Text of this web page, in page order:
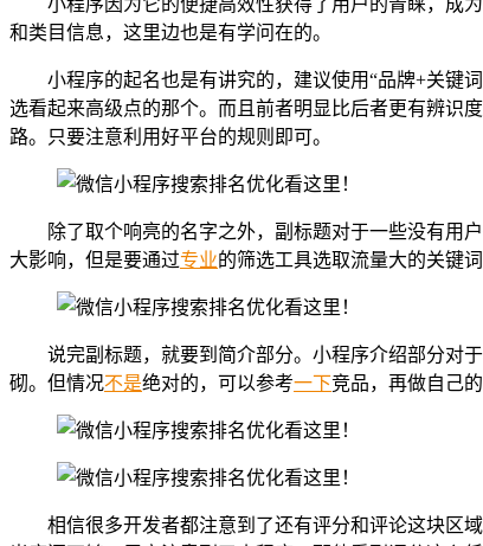
和类目信息，这里边也是有学问在的。
小程序的起名也是有讲究的，建议使用“品牌+关键
选看起来高级点的那个。而且前者明显比后者更有辨识
路。只要注意利用好平台的规则即可。
除了取个响亮的名字之外，副标题对于一些没有用
大影响，但是要通过专业的筛选工具选取流量大的关键
说完副标题，就要到简介部分。小程序介绍部分对
砌。但情况不是绝对的，可以参考一下竞品，再做自己
相信很多开发者都注意到了还有评分和评论这块区